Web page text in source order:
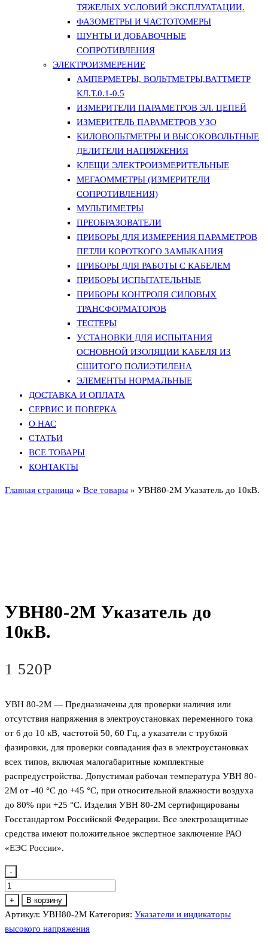
ТЯЖЕЛЫХ УСЛОВИЙ ЭКСПЛУАТАЦИИ.
ФАЗОМЕТРЫ И ЧАСТОТОМЕРЫ
ШУНТЫ И ДОБАВОЧНЫЕ
СОПРОТИВЛЕНИЯ
ЭЛЕКТРОИЗМЕРЕНИЕ
АМПЕРМЕТРЫ, ВОЛЬТМЕТРЫ,ВАТТМЕТР
КЛ.Т.0.1-0.5
ИЗМЕРИТЕЛИ ПАРАМЕТРОВ ЭЛ. ЦЕПЕЙ
ИЗМЕРИТЕЛЬ ПАРАМЕТРОВ УЗО
КИЛОВОЛЬТМЕТРЫ И ВЫСОКОВОЛЬТНЫЕ
ДЕЛИТЕЛИ НАПРЯЖЕНИЯ
КЛЕЩИ ЭЛЕКТРОИЗМЕРИТЕЛЬНЫЕ
МЕГАОММЕТРЫ (ИЗМЕРИТЕЛИ
СОПРОТИВЛЕНИЯ)
МУЛЬТИМЕТРЫ
ПРЕОБРАЗОВАТЕЛИ
ПРИБОРЫ ДЛЯ ИЗМЕРЕНИЯ ПАРАМЕТРОВ
ПЕТЛИ КОРОТКОГО ЗАМЫКАНИЯ
ПРИБОРЫ ДЛЯ РАБОТЫ С КАБЕЛЕМ
ПРИБОРЫ ИСПЫТАТЕЛЬНЫЕ
ПРИБОРЫ КОНТРОЛЯ СИЛОВЫХ
ТРАНСФОРМАТОРОВ
ТЕСТЕРЫ
УСТАНОВКИ ДЛЯ ИСПЫТАНИЯ
ОСНОВНОЙ ИЗОЛЯЦИИ КАБЕЛЯ ИЗ
СШИТОГО ПОЛИЭТИЛЕНА
ЭЛЕМЕНТЫ НОРМАЛЬНЫЕ
ДОСТАВКА И ОПЛАТА
СЕРВИС И ПОВЕРКА
О НАС
СТАТЬИ
ВСЕ ТОВАРЫ
КОНТАКТЫ
Главная страница » Все товары » УВН80-2М Указатель до 10кВ.
УВН80-2М Указатель до
10кВ.
1 520Р
УВН 80-2М — Предназначены для проверки наличия или
отсутствия напряжения в электроустановках переменного тока
от 6 до 10 кВ, частотой 50, 60 Гц, а указатели с трубкой
фазировки, для проверки совпадания фаз в электроустановках
всех типов, включая малогабаритные комплектные
распредустройства. Допустимая рабочая температура УВН 80-
2М от -40 °С до +45 °С, при относительной влажности воздуха
до 80% при +25 °С. Изделия УВН 80-2М сертифицированы
Госстандартом Российской Федерации. Все электрозащитные
средства имеют положительное экспертное заключение РАО
«ЕЭС России».
-
Количество
товара
УВН80-
2М
+ В корзину
Артикул: УВН80-2М Категория: Указатели и индикаторы
высокого напряжения